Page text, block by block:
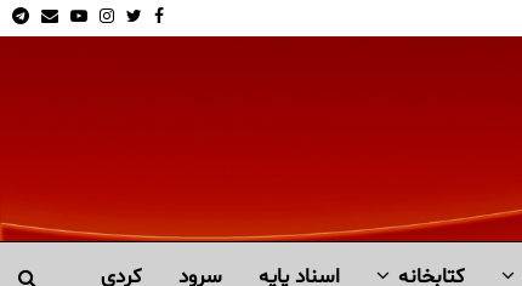
Facebook
Twitter
Instagram
Youtube
Email
کتابخانە اسناد پایه سرود کردی